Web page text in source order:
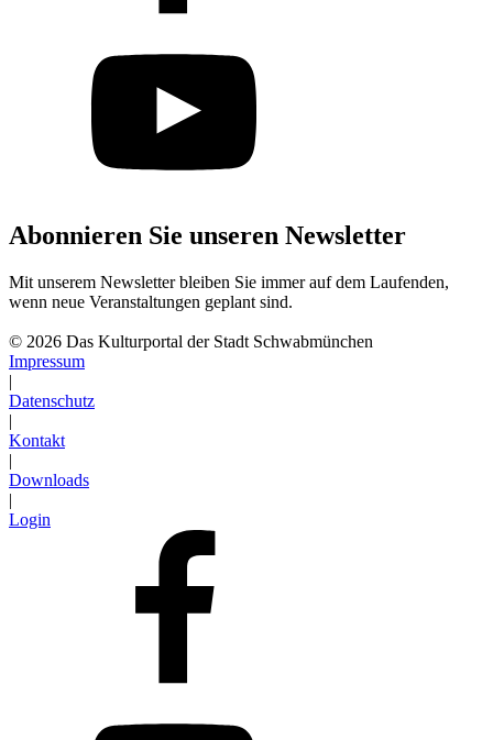
Abonnieren Sie unseren Newsletter
Mit unserem Newsletter bleiben Sie immer auf dem Laufenden,
wenn neue Veranstaltungen geplant sind.
© 2026 Das Kulturportal der Stadt Schwabmünchen
Impressum
|
Datenschutz
|
Kontakt
|
Downloads
|
Login